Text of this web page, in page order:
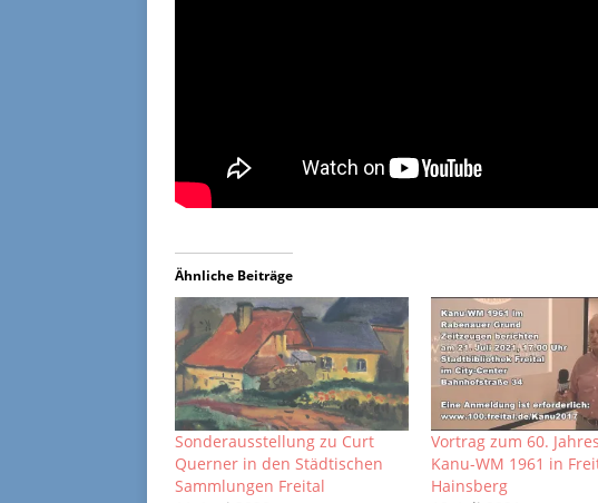
Ähnliche Beiträge
Sonderausstellung zu Curt
Querner in den Städtischen
Sammlungen Freital
Vortrag zum 60.
Kanu-WM 1961 in
Hainsberg